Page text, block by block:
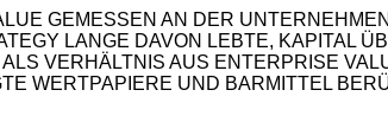
GEMESSEN AN DER
LANGE DAVON LEBTE, KAPITAL
VERHÄLTNIS AUS ENTERPRISE
WERTPAPIERE UND BARMITTEL